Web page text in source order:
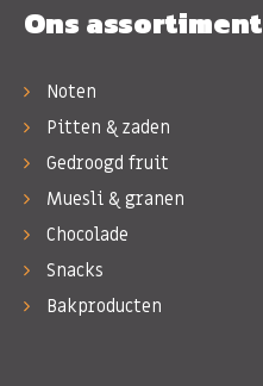
Ons assortiment
Noten
Pitten & zaden
Gedroogd fruit
Muesli & granen
Chocolade
Snacks
Bakproducten